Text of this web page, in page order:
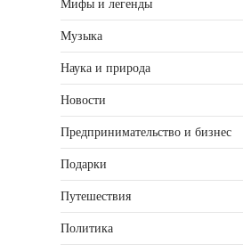
Мифы и легенды
Музыка
Наука и природа
Новости
Предпринимательство и бизнес
Подарки
Путешествия
Политика